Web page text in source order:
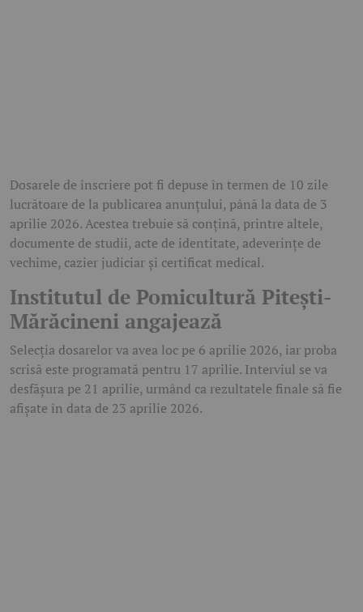
Dosarele de înscriere pot fi depuse în termen de 10 zile
lucrătoare de la publicarea anunțului, până la data de 3
aprilie 2026. Acestea trebuie să conțină, printre altele,
documente de studii, acte de identitate, adeverințe de
vechime, cazier judiciar și certificat medical.
Institutul de Pomicultură Pitești-
Mărăcineni angajează
Selecția dosarelor va avea loc pe 6 aprilie 2026, iar proba
scrisă este programată pentru 17 aprilie. Interviul se va
desfășura pe 21 aprilie, urmând ca rezultatele finale să fie
afișate în data de 23 aprilie 2026.